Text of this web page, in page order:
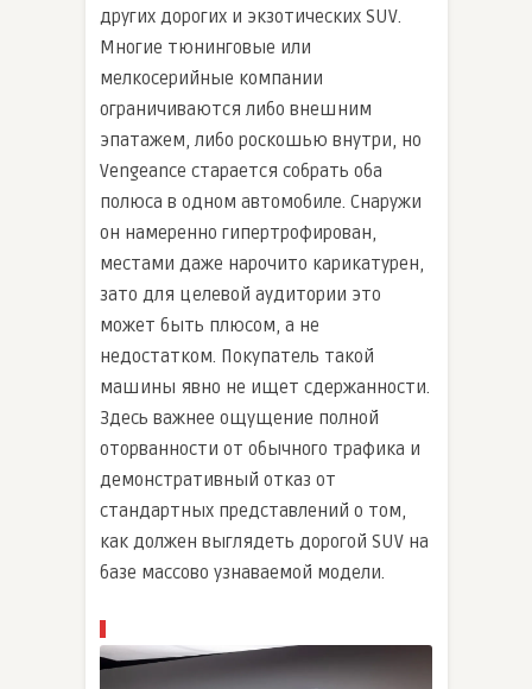
других дорогих и экзотических SUV.
Многие тюнинговые или
мелкосерийные компании
ограничиваются либо внешним
эпатажем, либо роскошью внутри, но
Vengeance старается собрать оба
полюса в одном автомобиле. Снаружи
он намеренно гипертрофирован,
местами даже нарочито карикатурен,
зато для целевой аудитории это
может быть плюсом, а не
недостатком. Покупатель такой
машины явно не ищет сдержанности.
Здесь важнее ощущение полной
оторванности от обычного трафика и
демонстративный отказ от
стандартных представлений о том,
как должен выглядеть дорогой SUV на
базе массово узнаваемой модели.